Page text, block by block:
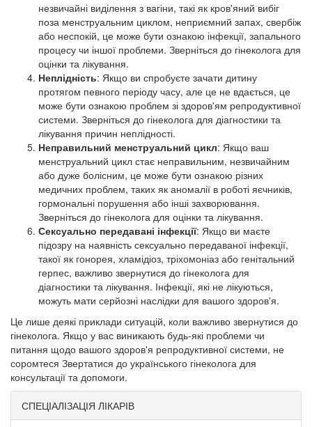
незвичайні виділення з вагіни, такі як кров'яний вибіг
поза менструальним циклом, неприємний запах, свербіж
або неспокій, це може бути ознакою інфекції, запального
процесу чи іншої проблеми. Зверніться до гінеколога для
оцінки та лікування.
Неплідність: Якщо ви спробуєте зачати дитину
протягом певного періоду часу, але це не вдається, це
може бути ознакою проблем зі здоров'ям репродуктивної
системи. Зверніться до гінеколога для діагностики та
лікування причин неплідності.
Неправильний менструальний цикл: Якщо ваш
менструальний цикл стає неправильним, незвичайним
або дуже болісним, це може бути ознакою різних
медичних проблем, таких як аномалії в роботі яєчників,
гормональні порушення або інші захворювання.
Зверніться до гінеколога для оцінки та лікування.
Сексуально передавані інфекції: Якщо ви маєте
підозру на наявність сексуально передаваної інфекції,
такої як гонорея, хламідіоз, тріхомоніаз або генітальний
герпес, важливо звернутися до гінеколога для
діагностики та лікування. Інфекції, які не лікуються,
можуть мати серйозні наслідки для вашого здоров'я.
Це лише деякі приклади ситуацій, коли важливо звернутися до
гінеколога. Якщо у вас виникають будь-які проблеми чи
питання щодо вашого здоров'я репродуктивної системи, не
соромтеся Звертатися до українського гінеколога для
консультації та допомоги.
СПЕЦІАЛІЗАЦІЯ ЛІКАРІВ